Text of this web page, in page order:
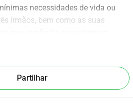
necessidades de vida ou
irmãos, bem como as suas
o resto da casa depois de o
de vida ou a possibilidade de
vida temporária no estrangeiro,
Partilhar